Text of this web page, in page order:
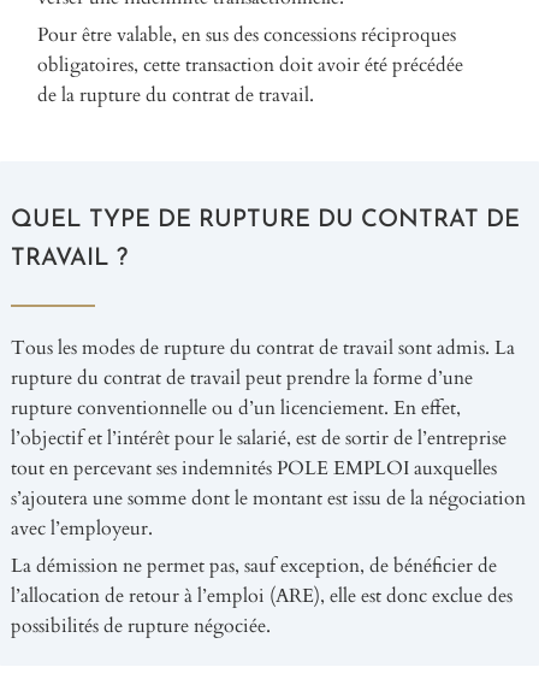
Pour être valable, en sus des concessions réciproques
obligatoires, cette transaction doit avoir été précédée
de la rupture du contrat de travail.
QUEL TYPE DE RUPTURE DU CONTRAT DE
TRAVAIL ?
Tous les modes de rupture du contrat de travail sont admis. La
rupture du contrat de travail peut prendre la forme d’une
rupture conventionnelle ou d’un licenciement. En effet,
l’objectif et l’intérêt pour le salarié, est de sortir de l’entreprise
tout en percevant ses indemnités POLE EMPLOI auxquelles
s’ajoutera une somme dont le montant est issu de la négociation
avec l’employeur.
La démission ne permet pas, sauf exception, de bénéficier de
l’allocation de retour à l’emploi (ARE), elle est donc exclue des
possibilités de rupture négociée.